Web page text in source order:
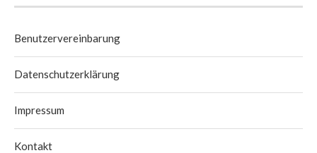
Benutzervereinbarung
Datenschutzerklärung
Impressum
Kontakt